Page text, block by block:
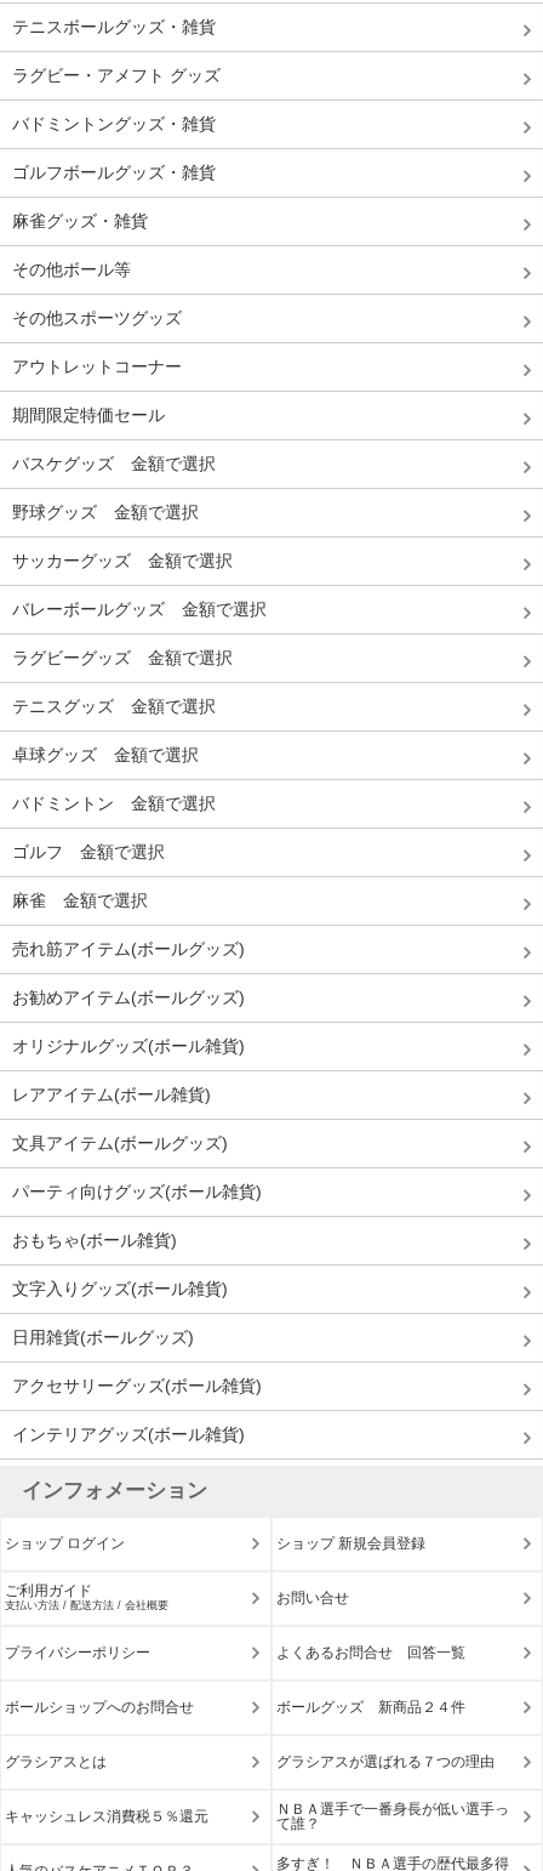
テニスボールグッズ・雑貨
ラグビー・アメフト グッズ
バドミントングッズ・雑貨
ゴルフボールグッズ・雑貨
麻雀グッズ・雑貨
その他ボール等
その他スポーツグッズ
アウトレットコーナー
期間限定特価セール
バスケグッズ 金額で選択
野球グッズ 金額で選択
サッカーグッズ 金額で選択
バレーボールグッズ 金額で選択
ラグビーグッズ 金額で選択
テニスグッズ 金額で選択
卓球グッズ 金額で選択
バドミントン 金額で選択
ゴルフ 金額で選択
麻雀 金額で選択
売れ筋アイテム(ボールグッズ)
お勧めアイテム(ボールグッズ)
オリジナルグッズ(ボール雑貨)
レアアイテム(ボール雑貨)
文具アイテム(ボールグッズ)
パーティ向けグッズ(ボール雑貨)
おもちゃ(ボール雑貨)
文字入りグッズ(ボール雑貨)
日用雑貨(ボールグッズ)
アクセサリーグッズ(ボール雑貨)
インテリアグッズ(ボール雑貨)
インフォメーション
ショップ ログイン ショップ 新規会員登録
ご利用ガイド
支払い方法 / 配送方法 / 会社概要 お問い合せ
プライバシーポリシー よくあるお問合せ 回答一覧
ボールショップへのお問合せ ボールグッズ 新商品２４件
グラシアスとは グラシアスが選ばれる７つの理由
キャッシュレス消費税５％還元
ＮＢＡ選手で一番身長が低い選手っ
て誰？
多すぎ！ ＮＢＡ選手の歴代最多得